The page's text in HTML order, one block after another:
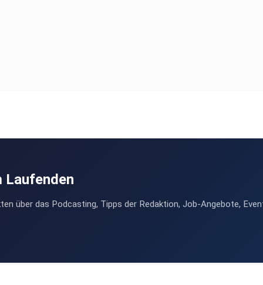
Laufenden
über das Podcasting, Tipps der Redaktion, Job-Angebote,